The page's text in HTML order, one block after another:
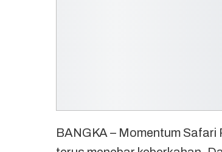
BANGKA – Momentum